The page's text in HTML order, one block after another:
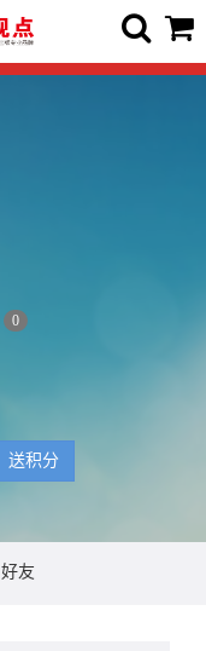
0
送积分
好友